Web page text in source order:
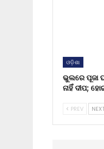
ଓଡ଼ିଶା
ଭୁଲରେ ପୂଜା
ନାହିଁ ଦୀପ;
PREV